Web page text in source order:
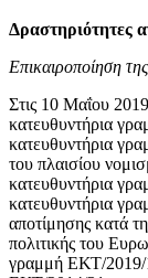
Δραστηριότητες
Επικαιροποίηση
Στις 10 Μαΐου
κατευθυντήρια
κατευθυντήρια
του πλαισίου
κατευθυντήρια
κατευθυντήρια
αποτίμησης κατά
πολιτικής του
γραμμή ΕΚΤ/2019/